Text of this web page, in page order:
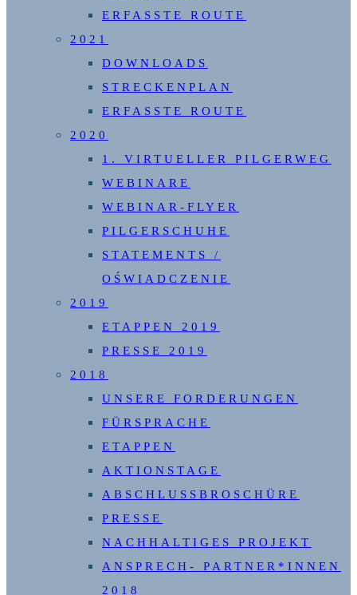
ERFASSTE ROUTE
2021
DOWNLOADS
STRECKENPLAN
ERFASSTE ROUTE
2020
1. VIRTUELLER PILGERWEG
WEBINARE
WEBINAR-FLYER
PILGERSCHUHE
STATEMENTS /
OŚWIADCZENIE
2019
ETAPPEN 2019
PRESSE 2019
2018
UNSERE FORDERUNGEN
FÜRSPRACHE
ETAPPEN
AKTIONSTAGE
ABSCHLUSSBROSCHÜRE
PRESSE
NACHHALTIGES PROJEKT
ANSPRECH- PARTNER*INNEN
2018